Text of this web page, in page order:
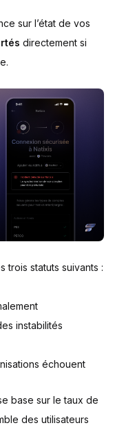
sur l’état de vos
directement si
trois statuts suivants :
instabilités
échouent
base sur le taux de
des utilisateurs